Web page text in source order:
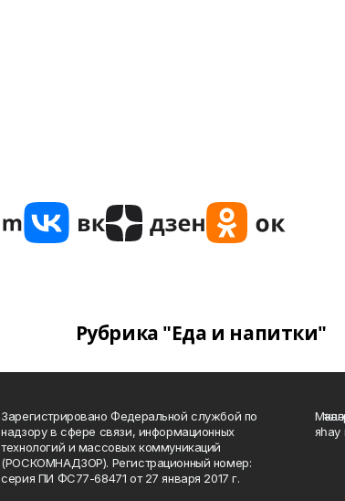
Рубрика "Еда и напитки"
Зарегистрировано Федеральной службой по
надзору в сфере связи, информационных
технологий и массовых коммуникаций
(РОСКОМНАДЗОР). Регистрационный номер:
серия ПИ ФС77-68471 от 27 января 2017 г.
яһау